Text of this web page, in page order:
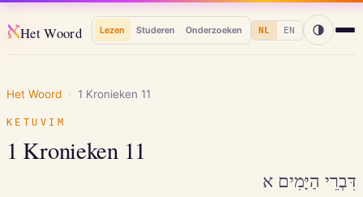
אHet Woord Lezen Studeren Onderzoeken NL EN
Het Woord · 1 Kronieken 11
KETUVIM
1 Kronieken 11
דִּבְרֵי הַיָּמִים א